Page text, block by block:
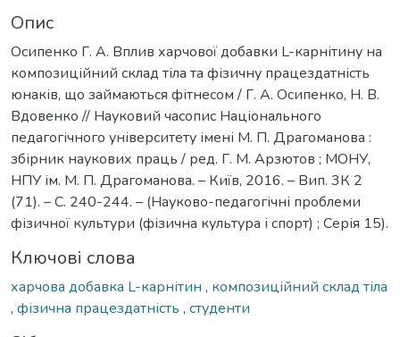
Опис
Осипенко Г. А. Вплив харчової добавки L-карнітину на
композиційний склад тіла та фізичну працездатність
юнаків, що займаються фітнесом / Г. А. Осипенко, Н. В.
Вдовенко // Науковий часопис Національного
педагогічного університету імені М. П. Драгоманова :
збірник наукових праць / ред. Г. М. Арзютов ; МОНУ,
НПУ ім. М. П. Драгоманова. – Київ, 2016. – Вип. 3К 2
(71). – С. 240-244. – (Науково-педагогічні проблеми
фізичної культури (фізична культура і спорт) ; Серія 15).
Ключові слова
харчова добавка L-карнітин , композиційний склад тіла
, фізична працездатність , студенти